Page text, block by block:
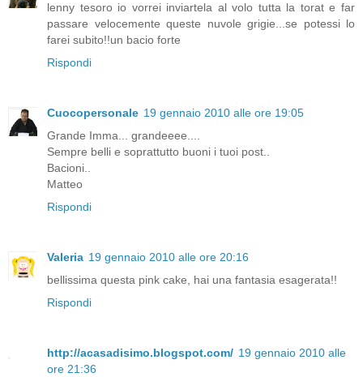
lenny tesoro io vorrei inviartela al volo tutta la torat e far
passare velocemente queste nuvole grigie...se potessi lo
farei subito!!un bacio forte
Rispondi
Cuocopersonale 19 gennaio 2010 alle ore 19:05
Grande Imma... grandeeee....
Sempre belli e soprattutto buoni i tuoi post..
Bacioni..
Matteo
Rispondi
Valeria 19 gennaio 2010 alle ore 20:16
bellissima questa pink cake, hai una fantasia esagerata!!
Rispondi
http://acasadisimo.blogspot.com/ 19 gennaio 2010 alle
ore 21:36